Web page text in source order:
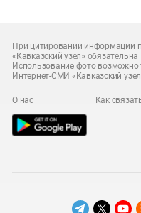
При цитировании информации
«Кавказский узел» обязательна
Использование фото возможно
Интернет-СМИ «Кавказский
О нас Как